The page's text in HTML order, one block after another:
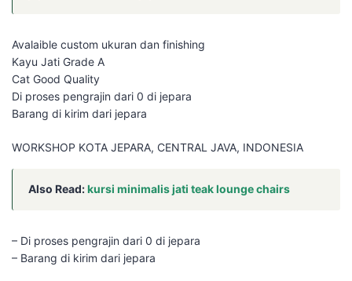
Avalaible custom ukuran dan finishing
Kayu Jati Grade A
Cat Good Quality
Di proses pengrajin dari 0 di jepara
Barang di kirim dari jepara
WORKSHOP KOTA JEPARA, CENTRAL JAVA, INDONESIA
Also Read:kursi minimalis jati teak lounge chairs
– Di proses pengrajin dari 0 di jepara
– Barang di kirim dari jepara